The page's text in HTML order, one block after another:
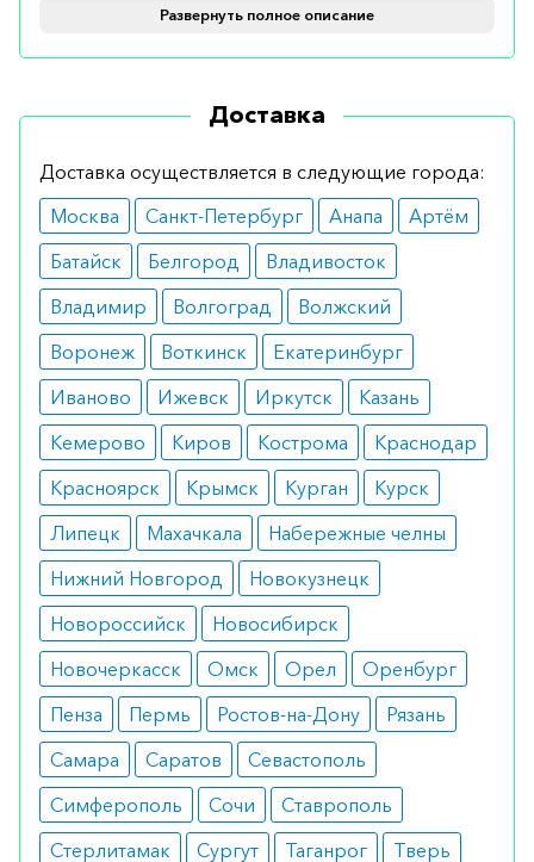
бородавок и других образований, а
Использование раствора Колломак
рекомендовано в следующих случаях:
мозоли;
омозолелости;
наросты;
бородавки;
ороговевшие участки кожи;
кондиломы.
Также возможно применение раствора в случае
возникновения синдрома гиперкератоза,
наблюдающегося при псориазе.
Противопоказания
Отказаться от применения раствора стоит в
следующих ситуациях:
индивидуальная непереносимость
салициловой кислоты и других
компонентов препарата;
возраст пациента менее года;
нарушения в работе почек.
Стоит воздержаться от использования раствора
Развернуть полное описание
Доставка
Доставка осуществляется в следующие города:
Москва
Санкт-Петербург Анапа
Артём
Батайск
Белгород
Владивосток
Владимир
Волгоград
Волжский
Воронеж
Воткинск
Екатеринбург
Иваново
Ижевск Иркутск
Казань
Кемерово
Киров Кострома
Краснодар
Красноярск
Крымск Курган
Курск
Липецк
Махачкала
Набережные челны
Нижний Новгород
Новокузнецк
Новороссийск
Новосибирск
Новочеркасск
Омск Орел
Оренбург
Пенза
Пермь Ростов-на-Дону
Рязань
Самара
Саратов
Севастополь
Симферополь
Сочи
Ставрополь
Стерлитамак
Сургут Таганрог
Тверь